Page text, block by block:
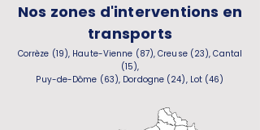
Nos zones d'interventions en
transports
Corrèze (19), Haute-Vienne (87), Creuse (23), Cantal
(15),
Puy-de-Dôme (63), Dordogne (24), Lot (46)